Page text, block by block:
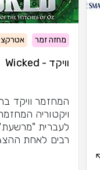
מחזה זמר
וויקד - Wicked
המחזמר וויקד
ויקטוריה
לעברית
רבים לאחת